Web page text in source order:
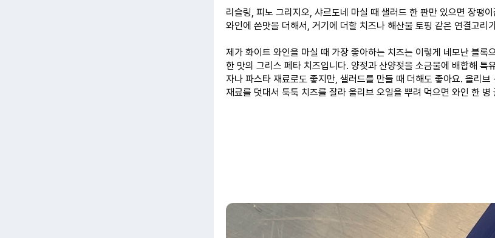
리슬링, 피노 그리지오, 샤르도네 마실 때 샐러드 한 판만 있으면 장땡
와인에 쓴맛을 더해서, 거기에 더할 치즈나 해산물 토핑 같은 연결고리
제가 화이트 와인을 마실 때 가장 좋아하는 치즈는 이렇게 네모난 블록
한 맛의 그리스 페타 치즈입니다. 양젖과 산양젖을 소금물에 배합해 특
자나 파스타 재료로도 좋지만, 샐러드를 만들 때 더해도 좋아요. 올리
재료를 덧대서 툭툭 치즈를 잘라 올리브 오일을 뿌려 먹으면 와인 한 병